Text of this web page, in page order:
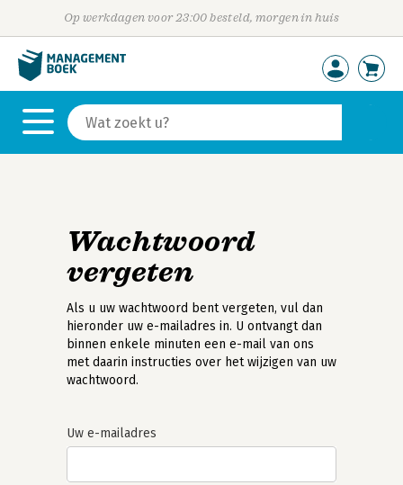
Op werkdagen voor 23:00 besteld, morgen in huis
Wachtwoord
vergeten
Als u uw wachtwoord bent vergeten, vul dan
hieronder uw e-mailadres in. U ontvangt dan
binnen enkele minuten een e-mail van ons
met daarin instructies over het wijzigen van uw
wachtwoord.
Uw e-mailadres